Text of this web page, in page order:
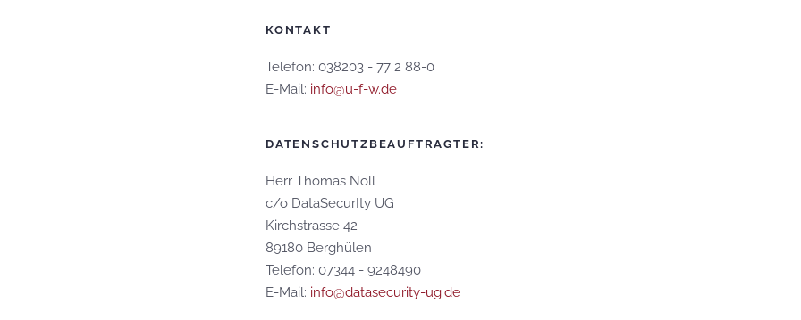
KONTAKT
Telefon: 038203 - 77 2 88-0
E-Mail: info@u-f-w.de
DATENSCHUTZBEAUFTRAGTER:
Herr Thomas Noll
c/o DataSecurIty UG
Kirchstrasse 42
89180 Berghülen
Telefon: 07344 - 9248490
E-Mail: info@datasecurity-ug.de